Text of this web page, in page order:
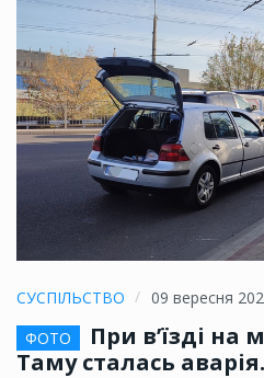
СУСПІЛЬСТВО
09 вересня
ФОТО
При в’їзді на
Таму сталась